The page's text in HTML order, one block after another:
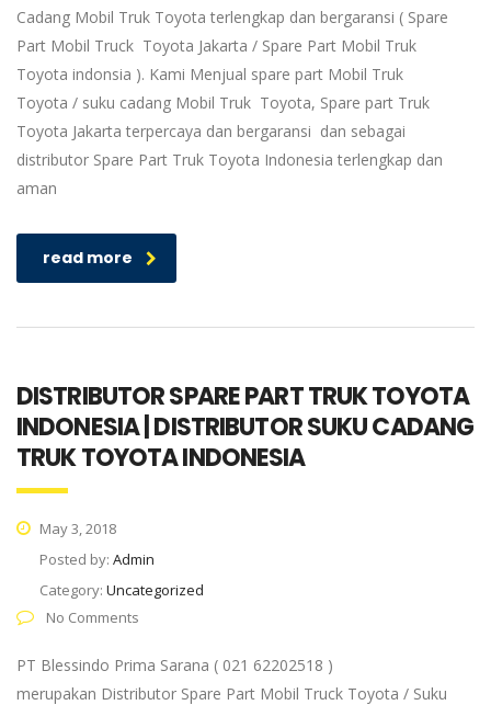
Cadang Mobil Truk Toyota terlengkap dan bergaransi ( Spare
Part Mobil Truck Toyota Jakarta / Spare Part Mobil Truk
Toyota indonsia ). Kami Menjual spare part Mobil Truk
Toyota / suku cadang Mobil Truk Toyota, Spare part Truk
Toyota Jakarta terpercaya dan bergaransi dan sebagai
distributor Spare Part Truk Toyota Indonesia terlengkap dan
aman
read more
DISTRIBUTOR SPARE PART TRUK TOYOTA
INDONESIA | DISTRIBUTOR SUKU CADANG
TRUK TOYOTA INDONESIA
May 3, 2018
Posted by: Admin
Category: Uncategorized
No Comments
PT Blessindo Prima Sarana ( 021 62202518 )
merupakan Distributor Spare Part Mobil Truck Toyota / Suku